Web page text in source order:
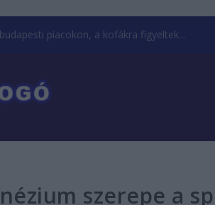
piacokon, a kofákra figyeltek...
szerepe a